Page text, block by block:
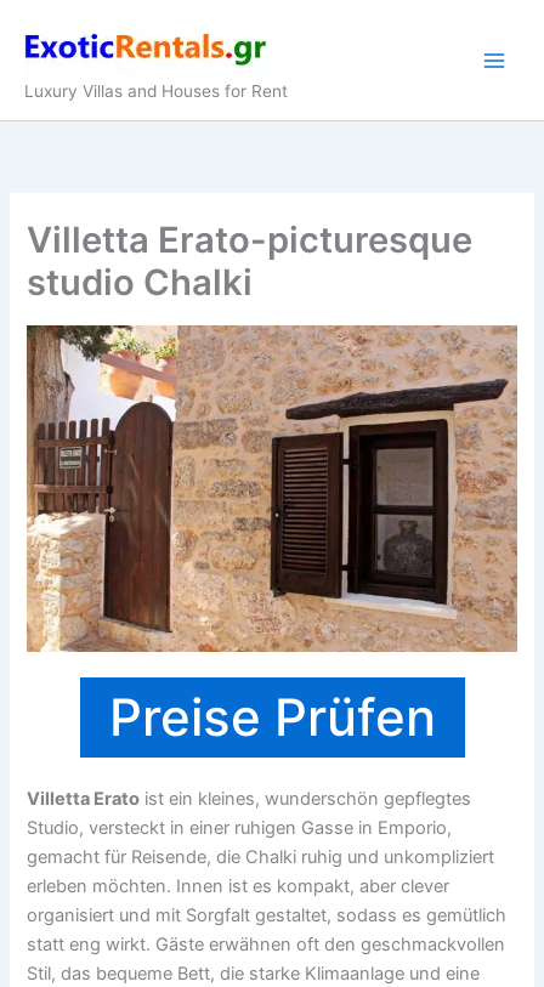
Inhalt
Luxury Villas and Houses for Rent
Villetta Erato-picturesque
studio Chalki
Preise Prüfen
Villetta Erato ist ein kleines, wunderschön gepflegtes
Studio, versteckt in einer ruhigen Gasse in Emporio,
gemacht für Reisende, die Chalki ruhig und unkompliziert
erleben möchten. Innen ist es kompakt, aber clever
organisiert und mit Sorgfalt gestaltet, sodass es gemütlich
statt eng wirkt. Gäste erwähnen oft den geschmackvollen
Stil, das bequeme Bett, die starke Klimaanlage und eine